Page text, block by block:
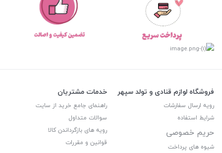
فروشگاه لوازم قنادی و تولد سپهر
رویه ارسال سفارشات
شرایط استفاده
حریم خصوصی
شیوه های پرداخت
خدمات مشتریان
راهنمای جامع خرید از سایت
سوالات متداول
رویه های بازگرداندن کالا
قوانین و مقررات